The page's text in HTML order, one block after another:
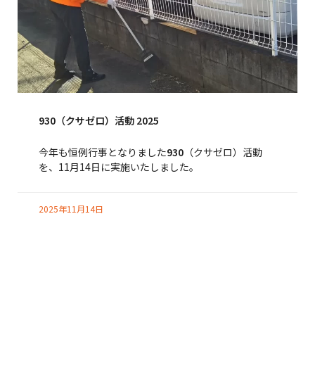
930（クサゼロ）活動 2025
今年も恒例行事となりました930 （クサゼロ）活動
を、11月14日に実施いたしました。
2025年11月14日